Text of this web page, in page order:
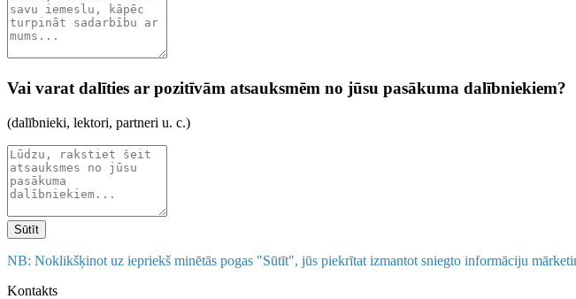
Vai varat dalīties ar pozitīvām atsauksmēm no jūsu pasākuma dalībniekiem?
(dalībnieki, lektori, partneri u. c.)
Sūtīt
NB: Noklikšķinot uz iepriekš minētās pogas "Sūtīt", jūs piekrītat izmantot sniegto informāciju
Kontakts